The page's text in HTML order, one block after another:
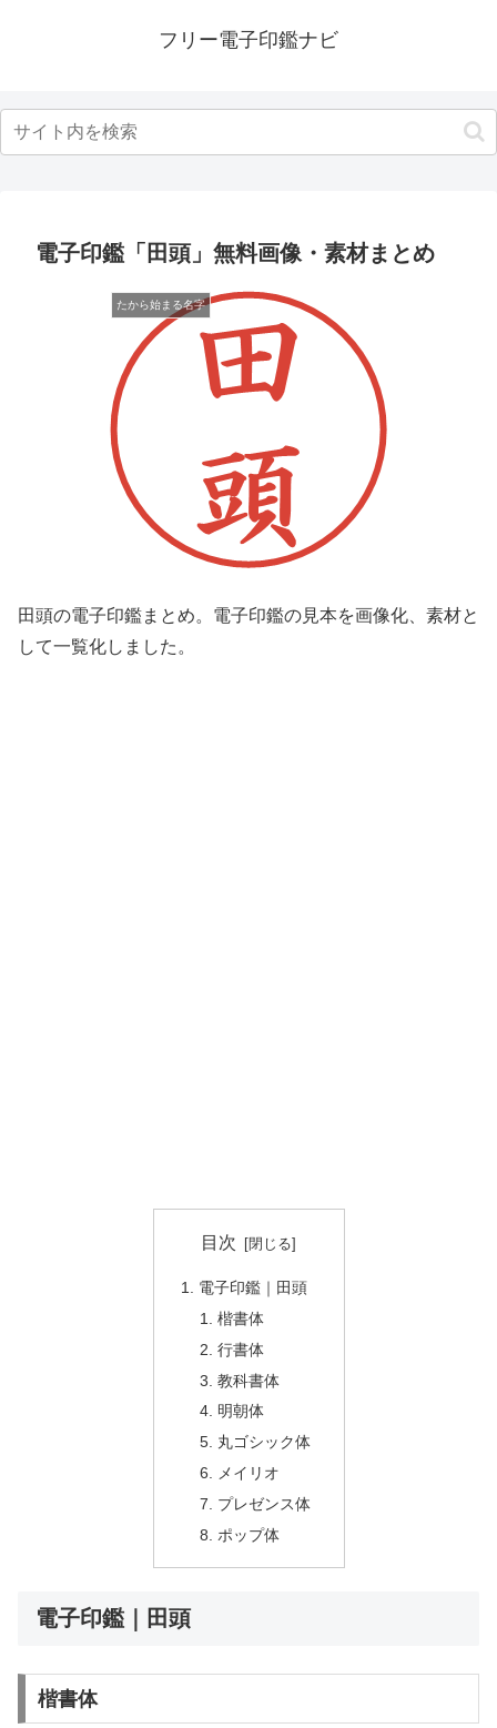
フリー電子印鑑ナビ
電子印鑑「田頭」無料画像・素材まとめ
たから始まる名字
田頭の電子印鑑まとめ。電子印鑑の見本を画像化、素材と
して一覧化しました。
目次
電子印鑑｜田頭
楷書体
行書体
教科書体
明朝体
丸ゴシック体
メイリオ
プレゼンス体
ポップ体
電子印鑑｜田頭
楷書体